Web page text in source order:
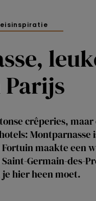
crêperies,
Montparnasse
maakte een
Germain-des-
hier heen moet.